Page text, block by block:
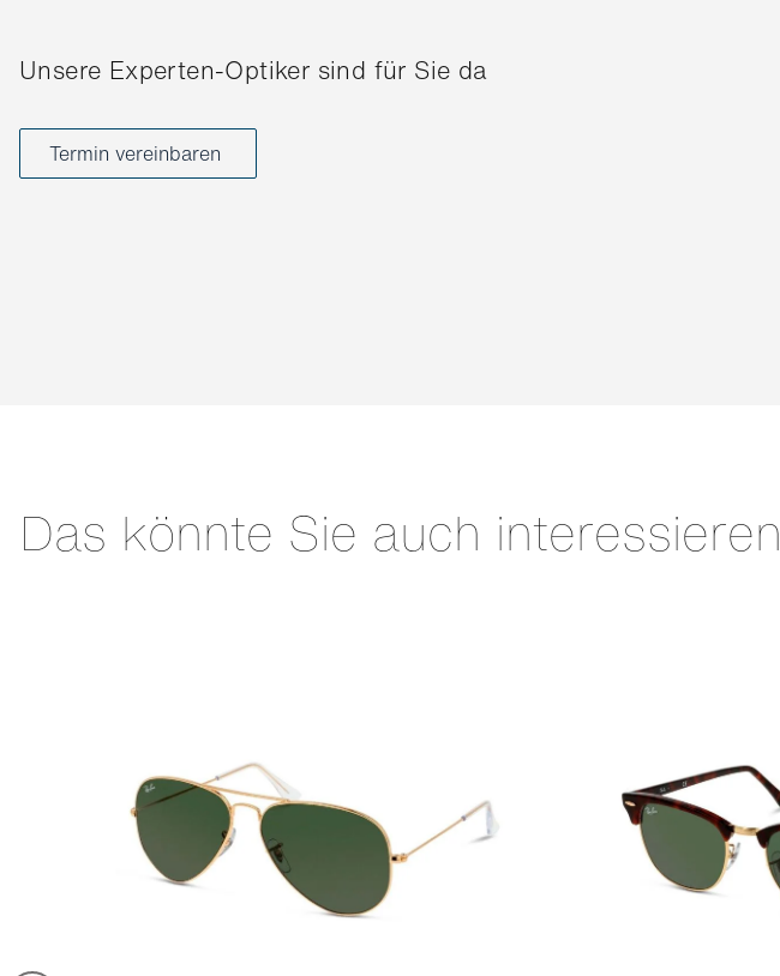
Unsere Experten-Optiker sind für Sie da
Termin vereinbaren
Das könnte Sie auch interessieren